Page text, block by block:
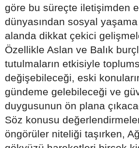
göre bu süreçte iletişimden
dünyasından sosyal
alanda dikkat çekici
Özellikle Aslan ve Balık
tutulmaların etkisiyle
değişebileceği, eski
gündeme gelebileceği ve
duygusunun ön plana
Söz konusu
öngörüler niteliği taşırken,